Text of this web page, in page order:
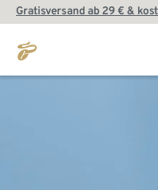
Gratisversand ab 29 € &